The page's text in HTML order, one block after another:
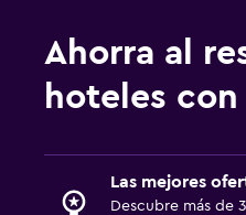
Ahorra al
hoteles
Las mejores
Descubre más de